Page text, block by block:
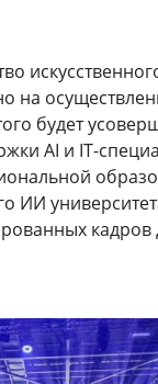
на
будет
AI и IT-
ИИ